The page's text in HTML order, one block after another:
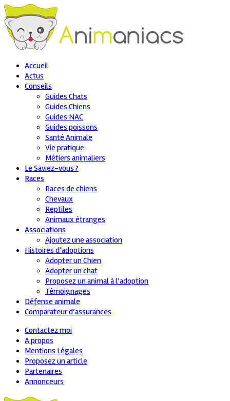
Accueil
Actus
Conseils
Guides Chats
Guides Chiens
Guides NAC
Guides poissons
Santé Animale
Vie pratique
Métiers animaliers
Le Saviez-vous ?
Races
Races de chiens
Chevaux
Reptiles
Animaux étranges
Associations
Ajoutez une association
Histoires d’adoptions
Adopter un Chien
Adopter un chat
Proposez un animal à l’adoption
Témoignages
Défense animale
Comparateur d’assurances
Contactez moi
A propos
Mentions Légales
Proposez un article
Partenaires
Annonceurs